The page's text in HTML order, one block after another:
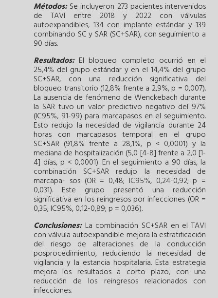
Métodos:Se incluyeron 273 pacientes intervenidos
de TAVI entre 2018 y 2022 con válvulas
autoexpandibles, 134 con implante estándar y 139
combinando SC y SAR (SC+SAR), con seguimiento a
90 días.
Resultados:El bloqueo completo ocurrió en el
25,4% del grupo estándar y en el 14,4% del grupo
SC+SAR, con una reducción significativa del
bloqueo transitorio (12,8% frente a 2,9%, p = 0,007).
La ausencia de fenómeno de Wenckebach durante
la SAR tuvo un valor predictivo negativo del 97%
(IC95%, 91-99) para marcapasos en el seguimiento.
Esto redujo la necesidad de vigilancia durante 24
horas con marcapasos temporal en el grupo
SC+SAR (91,8% frente a 28,1%, p < 0,0001) y la
mediana de hospitalización (5,0 [4-8] frente a 2,0 [1-
4] días, p < 0,0001). En el seguimiento a 90 días, la
combinación SC+SAR redujo la necesidad de
marcapa- sos (OR = 0,48; IC95%, 0,24-0,92; p =
0,031). Este grupo presentó una reducción
significativa en los reingresos por infecciones (OR =
0,35; IC95%, 0,12-0,89; p = 0,036).
Conclusiones:La combinación SC+SAR en el TAVI
con válvula autoexpandible mejora la estratificación
del riesgo de alteraciones de la conducción
posprocedimiento, reduciendo la necesidad de
vigilancia y la estancia hospitalaria. Esta estrategia
mejora los resultados a corto plazo, con una
reducción de los reingresos relacionados con
infecciones.